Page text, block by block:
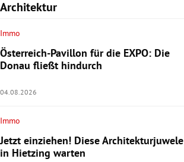
Architektur
Immo
Österreich-Pavillon für die EXPO: Die
Donau fließt hindurch
04.08.2026
Immo
Jetzt einziehen! Diese Architekturjuwele
in Hietzing warten